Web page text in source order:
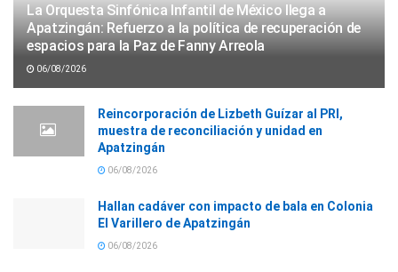
La Orquesta Sinfónica Infantil de México llega a
Apatzingán: Refuerzo a la política de recuperación de
espacios para la Paz de Fanny Arreola
06/08/2026
Reincorporación de Lizbeth Guízar al PRI,
muestra de reconciliación y unidad en
Apatzingán
06/08/2026
Hallan cadáver con impacto de bala en Colonia
El Varillero de Apatzingán
06/08/2026